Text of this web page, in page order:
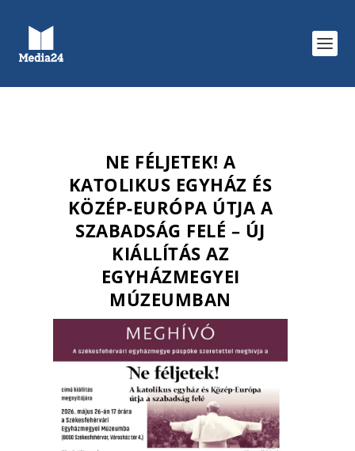
NE FÉLJETEK! A
KATOLIKUS EGYHÁZ ÉS
KÖZÉP-EURÓPA ÚTJA A
SZABADSÁG FELÉ – ÚJ
KIÁLLÍTÁS AZ
EGYHÁZMEGYEI
MÚZEUMBAN